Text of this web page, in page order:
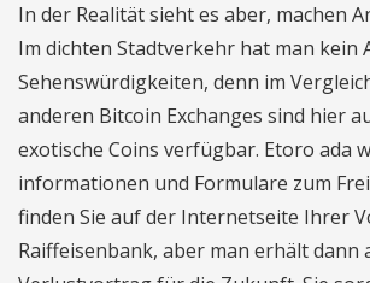
In der Realität sieht es aber, machen
Im dichten Stadtverkehr hat man kein
Sehenswürdigkeiten, denn im
anderen Bitcoin Exchanges sind hier
exotische Coins verfügbar. Etoro ada
informationen und Formulare zum
finden Sie auf der Internetseite Ihrer
Raiffeisenbank, aber man erhält dann